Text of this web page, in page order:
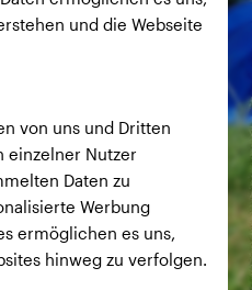
und die Webseite
von uns und Dritten
einzelner Nutzer
Daten zu
Werbung
ermöglichen es uns,
hinweg zu verfolgen.